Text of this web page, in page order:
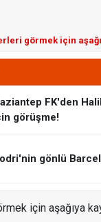
görmek için
FK'den
görüşme!
gönlü
için aşağıya